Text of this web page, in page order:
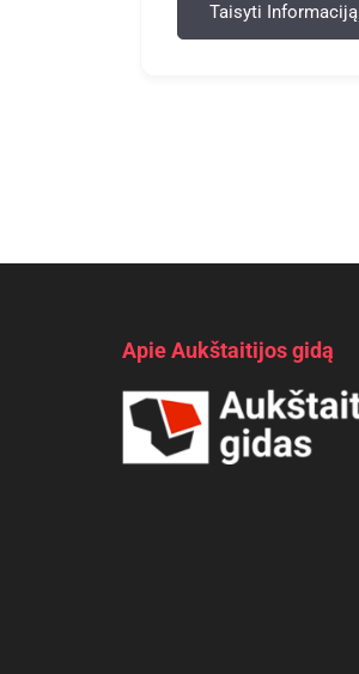
Taisyti Informaciją
Apie Aukštaitijos gidą